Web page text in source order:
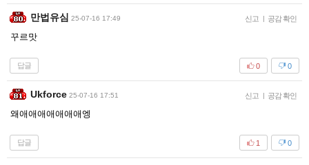
만법유심 25-07-16 17:49 신고 공감 확인
꾸르맛
답글 0
0
Ukforce 25-07-16 17:51 신고 공감 확인
왜애애애애애애애엥
답글 0
1